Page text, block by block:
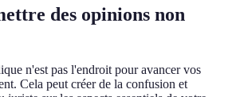
des opinions non
n'est pas l'endroit pour avancer vos
Cela peut créer de la confusion et